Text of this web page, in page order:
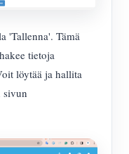
'Tallenna'. Tämä
tietoja
löytää ja hallita
sivun